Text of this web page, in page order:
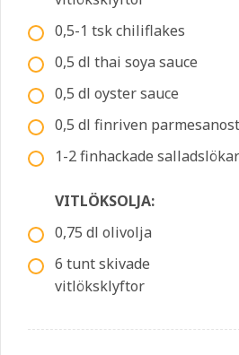
0,5-1 tsk chiliflakes
0,5 dl thai soya sauce
0,5 dl oyster sauce
0,5 dl finriven parmesanost
1-2 finhackade salladslökar
VITLÖKSOLJA:
0,75 dl olivolja
6 tunt skivade
vitlöksklyftor